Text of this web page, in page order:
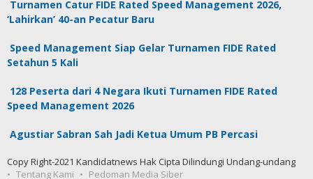
Turnamen Catur FIDE Rated Speed Management 2026,
‘Lahirkan’ 40-an Pecatur Baru
Speed Management Siap Gelar Turnamen FIDE Rated
Setahun 5 Kali
128 Peserta dari 4 Negara Ikuti Turnamen FIDE Rated
Speed Management 2026
Agustiar Sabran Sah Jadi Ketua Umum PB Percasi
Copy Right-2021 Kandidatnews Hak Cipta Dilindungi Undang-undang
Tentang Kami
Pedoman Media Siber